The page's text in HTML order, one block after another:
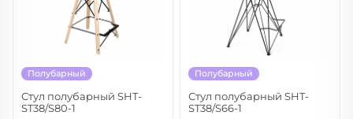
Полубарный
Стул полубарный SHT-
ST38/S80-1
Полубарный
Стул полубарный SHT-
ST38/S66-1